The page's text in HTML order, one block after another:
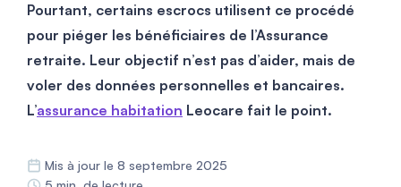
Pourtant, certains escrocs utilisent ce procédé
pour piéger les bénéficiaires de l’Assurance
retraite. Leur objectif n’est pas d’aider, mais de
voler des données personnelles et bancaires.
L’assurance habitation Leocare fait le point.
Mis à jour le 8 septembre 2025